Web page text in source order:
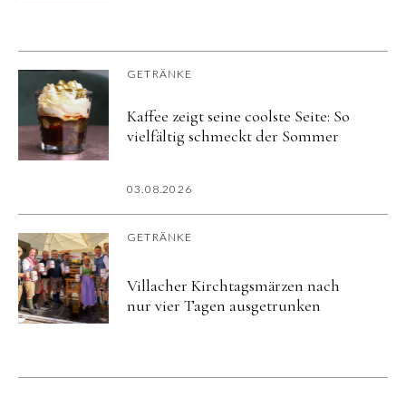
GETRÄNKE
Kaffee zeigt seine coolste Seite: So
vielfältig schmeckt der Sommer
03.08.2026
GETRÄNKE
Villacher Kirchtagsmärzen nach
nur vier Tagen ausgetrunken